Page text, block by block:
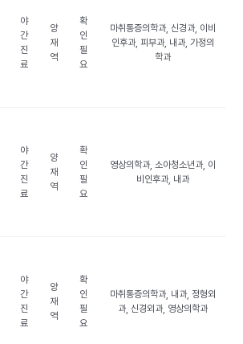
야
간
진
료
양
재
역
확
인
필
요
마취통증의학과, 신경과, 이비
인후과, 피부과, 내과, 가정의
학과
야
간
진
료
양
재
역
확
인
필
요
영상의학과, 소아청소년과, 이
비인후과, 내과
야
간
진
료
양
재
역
확
인
필
요
마취통증의학과, 내과, 정형외
과, 신경외과, 영상의학과